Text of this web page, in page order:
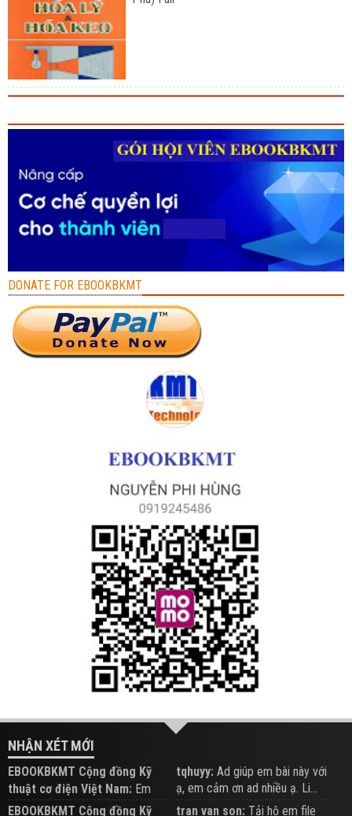
DONATE FOR EBOOKBKMT
NHẬN XÉT MỚI
EBOOKBKMT Cộng đồng Kỹ
thuật cơ điện Việt Nam: Em
đăng trên Group hỗ trợ nhé
tqhuyy: Ad giúp em bài này với
ạ, em cảm ơn ad nhiều ạ. Li...
EBOOKBKMT Cộng đồng Kỹ
tran van son: Tải hộ em file